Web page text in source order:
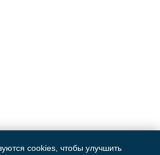
cookies, чтобы улучшить